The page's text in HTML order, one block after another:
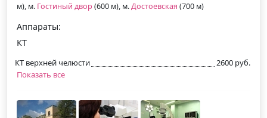
м), м. Гостиный двор (600 м), м.Достоевская (700 м)
Аппараты:
КТ
КТ верхней челюсти
2600 руб.
Показать все